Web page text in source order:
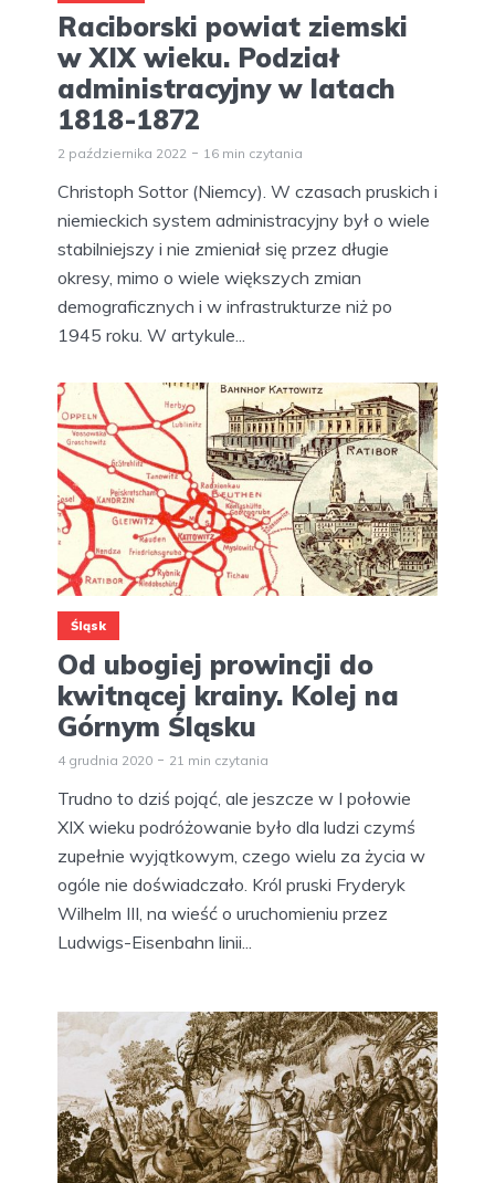
Raciborski powiat ziemski
w XIX wieku. Podział
administracyjny w latach
1818-1872
2 października 2022 16 min czytania
Christoph Sottor (Niemcy). W czasach pruskich i
niemieckich system administracyjny był o wiele
stabilniejszy i nie zmieniał się przez długie
okresy, mimo o wiele większych zmian
demograficznych i w infrastrukturze niż po
1945 roku. W artykule...
Śląsk
Od ubogiej prowincji do
kwitnącej krainy. Kolej na
Górnym Śląsku
4 grudnia 2020 21 min czytania
Trudno to dziś pojąć, ale jeszcze w I połowie
XIX wieku podróżowanie było dla ludzi czymś
zupełnie wyjątkowym, czego wielu za życia w
ogóle nie doświadczało. Król pruski Fryderyk
Wilhelm III, na wieść o uruchomieniu przez
Ludwigs-Eisenbahn linii...